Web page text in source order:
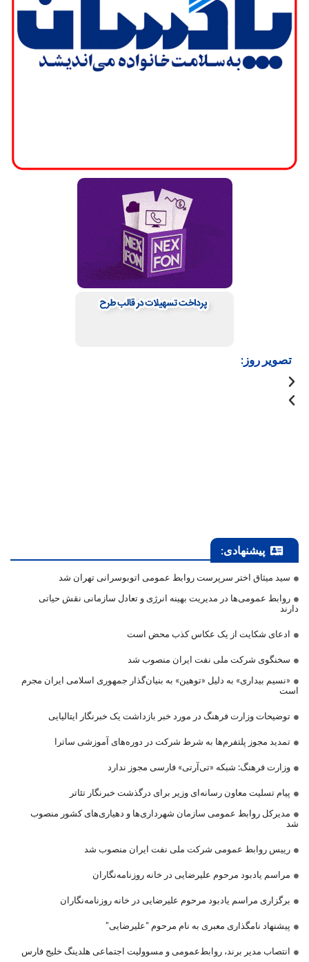
تصویر روز:
پیشنهادی:
سید میثاق اختر سرپرست روابط عمومی اتوبوسرانی تهران شد
روابط عمومی‌ها در مدیریت بهینه انرژی و تعادل سازمانی نقش حیاتی
دارند
ادعای شکایت از یک عکاس کذب محض است
سخنگوی شرکت ملی نفت ایران منصوب شد
«نسیم بیداری» به دلیل «توهین» به بنیان‌گذار جمهوری اسلامی ایران مجرم
است
توضیحات وزارت فرهنگ در مورد خبر بازداشت یک خبرنگار ایتالیایی
تمدید مجوز پلتفرم‌ها به شرط شرکت در دوره‌های آموزشی ساترا
وزارت فرهنگ: شبکه «تی‌آرتی» فارسی مجوز ندارد
پیام تسلیت معاون رسانه‌ای وزیر برای درگذشت خبرنگار تئاتر
مدیرکل روابط عمومی سازمان شهرداری‌ها و دهیاری‌های کشور منصوب
شد
رییس روابط عمومی شرکت ملی نفت ایران منصوب شد
مراسم یادبود مرحوم علیرضایی در خانه روزنامه‌نگاران
برگزاری مراسم یادبود مرحوم علیرضایی در خانه روزنامه‌نگاران
پیشنهاد نامگذاری معبری به نام مرحوم “علیرضایی”
انتصاب مدیر برند، روابط‌عمومی و مسوولیت اجتماعی هلدینگ خلیج فارس